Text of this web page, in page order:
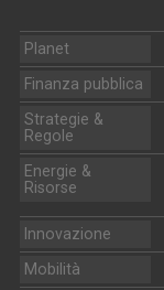
Planet
Finanza pubblica
Strategie &
Regole
Energie &
Risorse
Innovazione
Mobilità